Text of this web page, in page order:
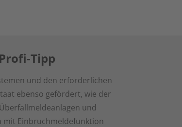
Tipp
und den erforderlichen
ebenso gefördert, wie der
und
mit Einbruchmeldefunktion